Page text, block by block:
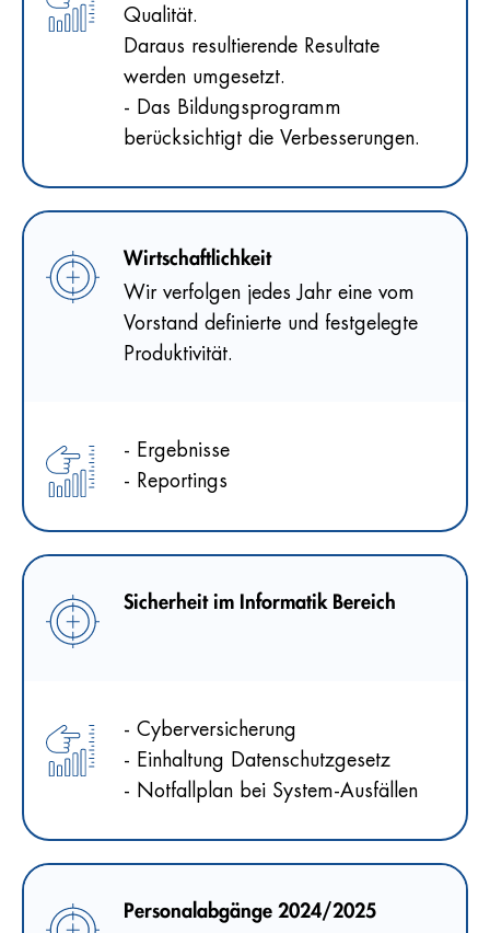
Qualität.
Daraus resultierende Resultate
werden umgesetzt.
- Das Bildungsprogramm
berücksichtigt die Verbesserungen.
Wirtschaftlichkeit
Wir verfolgen jedes Jahr eine vom
Vorstand definierte und festgelegte
Produktivität.
- Ergebnisse
- Reportings
Sicherheit im Informatik Bereich
- Cyberversicherung
- Einhaltung Datenschutzgesetz
- Notfallplan bei System-Ausfällen
Personalabgänge 2024/2025